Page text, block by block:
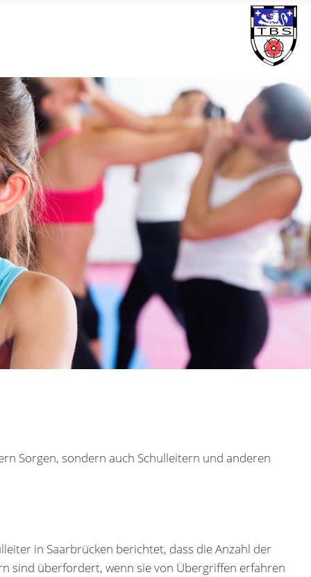
Sorgen, sondern auch Schulleitern und anderen
in Saarbrücken berichtet, dass die Anzahl der
sind überfordert, wenn sie von Übergriffen erfahren